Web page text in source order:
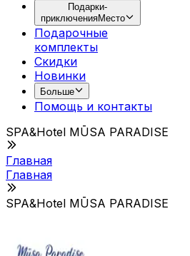
Подарки-
приключенияМесто
Подарочные
комплекты
Скидки
Новинки
Больше
Помощь и контакты
SPA&Hotel MŪSA PARADISE
Главная
Главная
SPA&Hotel MŪSA PARADISE